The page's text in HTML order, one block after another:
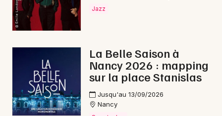
Jazz
La Belle Saison à
Nancy 2026 : mapping
sur la place Stanislas
Jusqu'au 13/09/2026
Nancy